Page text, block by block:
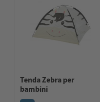
Tenda Zebra per
bambini